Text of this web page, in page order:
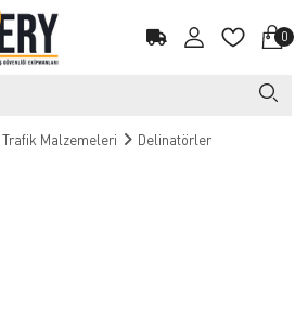
0
Trafik Malzemeleri Delinatörler